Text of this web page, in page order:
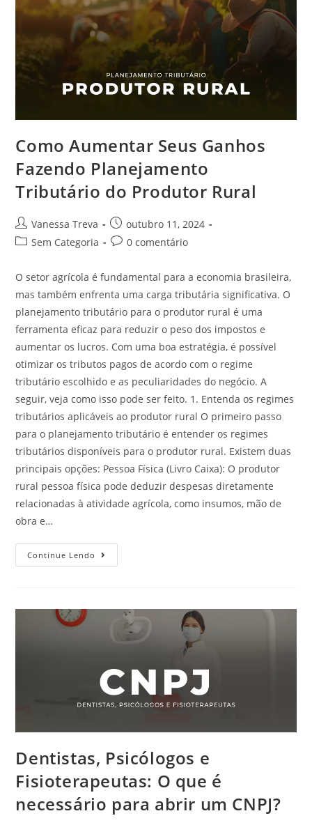
Como Aumentar Seus Ganhos
Fazendo Planejamento
Tributário do Produtor Rural
Vanessa Treva
outubro 11, 2024
Sem Categoria
0 comentário
O setor agrícola é fundamental para a economia brasileira,
mas também enfrenta uma carga tributária significativa. O
planejamento tributário para o produtor rural é uma
ferramenta eficaz para reduzir o peso dos impostos e
aumentar os lucros. Com uma boa estratégia, é possível
otimizar os tributos pagos de acordo com o regime
tributário escolhido e as peculiaridades do negócio. A
seguir, veja como isso pode ser feito. 1. Entenda os regimes
tributários aplicáveis ao produtor rural O primeiro passo
para o planejamento tributário é entender os regimes
tributários disponíveis para o produtor rural. Existem duas
principais opções: Pessoa Física (Livro Caixa): O produtor
rural pessoa física pode deduzir despesas diretamente
relacionadas à atividade agrícola, como insumos, mão de
obra e…
Continue Lendo
Dentistas, Psicólogos e
Fisioterapeutas: O que é
necessário para abrir um CNPJ?